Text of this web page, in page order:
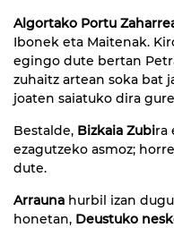
Algortako Portu
Ibonek eta Maitenak.
egingo dute bertan
zuhaitz artean soka bat
joaten saiatuko dira
Bestalde, Bizkaia Zubira
ezagutzeko asmoz;
dute.
Arrauna hurbil izan
honetan, Deustuko